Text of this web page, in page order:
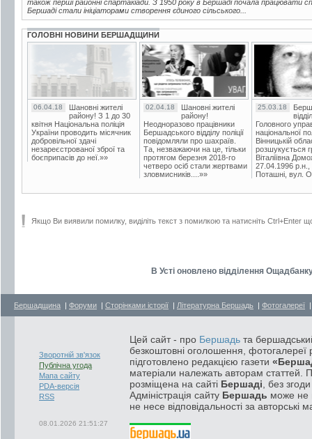
також перші районні спартакіади. З 1950 року в Бершаді почала працювати
Бершаді стали ініціаторами створення єдиного сільського...
ГОЛОВНІ НОВИНИ БЕРШАДЩИНИ
06.04.18
Шановні жителі
району! З 1 до 30
квітня Національна поліція
України проводить місячник
добровільної здачі
незареєстрованої зброї та
боєприпасів до неї.»»
02.04.18
Шановні жителі
району!
Неодноразово працівники
Бершадського відділу поліції
повідомляли про шахраїв.
Та, незважаючи на це, тільки
протягом березня 2018-го
четверо осіб стали жертвами
зловмисників....»»
25.03.18
Головного
національної
Вінницькій
розшукується
Віталіївна
27.04.1996 р.н.,
Поташні, вул.
Якщо Ви виявили помилку, виділіть текст з помилкою та натисніть Ctrl+Enter
В Усті оновлено відділення
Бершадщина | Форуми | Сторінками історії | Літературна Бершадь | Фотогалереї
Зворотній зв'язок
Публічна угода
Мапа сайту
PDA-версія
RSS
08.01.2026 21:51:27
Цей сайт - про Бершадь та
безкоштовні оголошення, фотогалереї
підготовлено редакцією газети
матеріали належать авторам статтей.
розміщена на сайті Бершаді , без
Адміністрація сайту Бершадь може не
не несе відповідальності за авторські